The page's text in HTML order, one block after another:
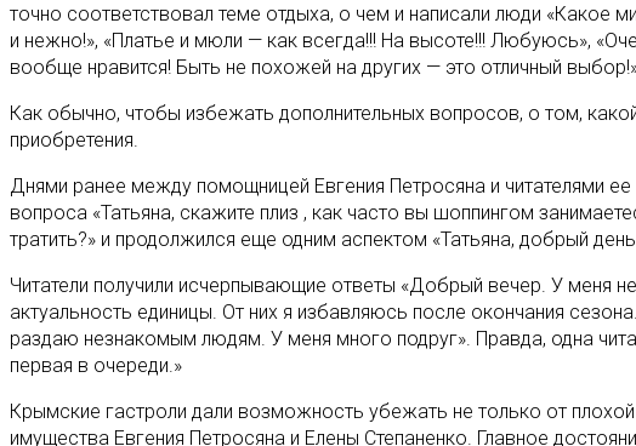
точно соответствовал теме отдыха, о чем и написали люди
и нежно!», «Платье и мюли — как всегда!!! На высоте!!! Любуюсь»,
вообще нравится! Быть не похожей на других — это отличный
Как обычно, чтобы избежать дополнительных вопросов, о том,
приобретения.
Днями ранее между помощницей Евгения Петросяна и читателями
вопроса «Татьяна, скажите плиз , как часто вы шоппингом
тратить?» и продолжился еще одним аспектом «Татьяна, добрый
Читатели получили исчерпывающие ответы «Добрый вечер. У меня
актуальность единицы. От них я избавляюсь после окончания
раздаю незнакомым людям. У меня много подруг». Правда, одна
первая в очереди.»
Крымские гастроли дали возможность убежать не только от
имущества Евгения Петросяна и Елены Степаненко. Главное